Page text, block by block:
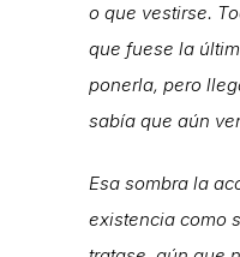
o que vestirse.
que fuese la
ponerla, pero
sabía que aún
Esa sombra la
existencia como